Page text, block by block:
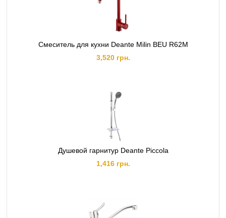
Cмеситель для кухни Deante Milin BEU R62M
3,520 грн.
Душевой гарнитур Deante Piccola
1,416 грн.